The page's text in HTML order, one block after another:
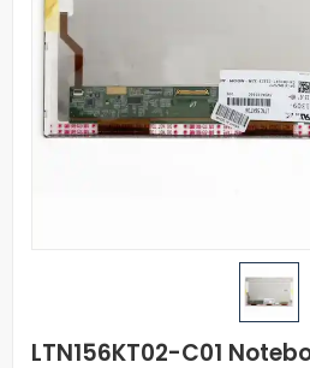
LTN156KT02-C01